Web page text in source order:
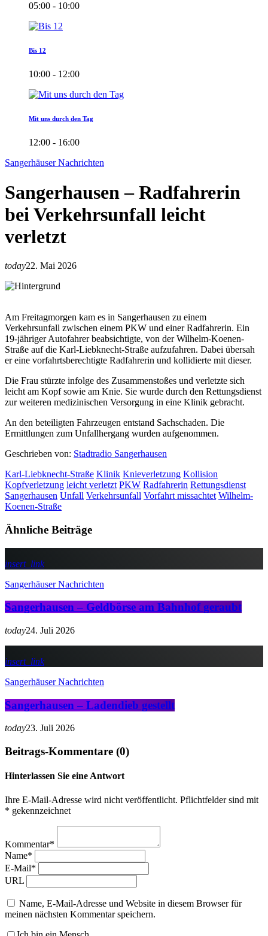
05:00 - 10:00
Bis 12
10:00 - 12:00
Mit uns durch den Tag
12:00 - 16:00
Sangerhäuser Nachrichten
Sangerhausen – Radfahrerin
bei Verkehrsunfall leicht
verletzt
today22. Mai 2026
Am Freitagmorgen kam es in Sangerhausen zu einem
Verkehrsunfall zwischen einem PKW und einer Radfahrerin. Ein
19-jähriger Autofahrer beabsichtigte, von der Wilhelm-Koenen-
Straße auf die Karl-Liebknecht-Straße aufzufahren. Dabei übersah
er eine vorfahrtsberechtigte Radfahrerin und kollidierte mit dieser.
Die Frau stürzte infolge des Zusammenstoßes und verletzte sich
leicht am Kopf sowie am Knie. Sie wurde durch den Rettungsdienst
zur weiteren medizinischen Versorgung in eine Klinik gebracht.
An den beteiligten Fahrzeugen entstand Sachschaden. Die
Ermittlungen zum Unfallhergang wurden aufgenommen.
Geschrieben von: Stadtradio Sangerhausen
Karl-Liebknecht-Straße Klinik Knieverletzung Kollision
Kopfverletzung leicht verletzt PKW Radfahrerin Rettungsdienst
Sangerhausen Unfall Verkehrsunfall Vorfahrt missachtet Wilhelm-
Koenen-Straße
Ähnliche Beiträge
insert_link
Sangerhäuser Nachrichten
Sangerhausen – Geldbörse am Bahnhof geraubt
today24. Juli 2026
insert_link
Sangerhäuser Nachrichten
Sangerhausen – Ladendieb gestellt
today23. Juli 2026
Beitrags-Kommentare (0)
Hinterlassen Sie eine Antwort
Ihre E-Mail-Adresse wird nicht veröffentlicht. Pflichtfelder sind mit
* gekennzeichnet
Kommentar*
Name*
E-Mail*
URL
Name, E-Mail-Adresse und Website in diesem Browser für
meinen nächsten Kommentar speichern.